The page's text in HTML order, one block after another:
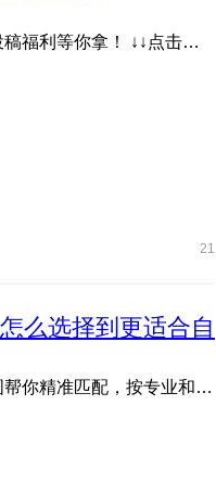
抖音账号《耀子开放麦》首档数字人脱口秀栏目，快关注新同事，每日笑一笑，投稿福利等你拿！ ↓↓点击下方图片或 ...
21
么选择到更适合自
文管生、理工生需求各不同：写论文、剪视频、编程、建模……如何选配置？下图帮你精准匹配，按专业和预算轻松抄作 ...